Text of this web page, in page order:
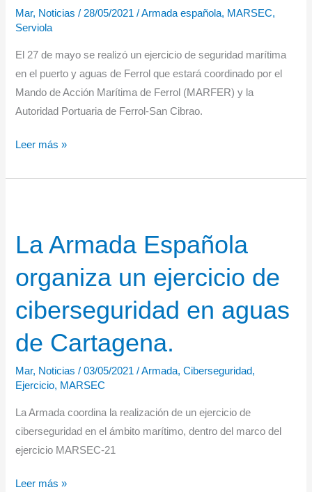
Mar, Noticias / 28/05/2021/Armada española, MARSEC,
Serviola
El 27 de mayo se realizó un ejercicio de seguridad marítima
en el puerto y aguas de Ferrol que estará coordinado por el
Mando de Acción Marítima de Ferrol (MARFER) y la
Autoridad Portuaria de Ferrol-San Cibrao.
Ejercicio
Seguridad
21
en
Ferrol
Leer más »
La Armada Española
organiza un ejercicio de
ciberseguridad en aguas
de Cartagena.
Mar, Noticias /03/05/2021/Armada,Ciberseguridad,
Ejercicio, MARSEC
La Armada coordina la realización de un ejercicio de
ciberseguridad en el ámbito marítimo, dentro del marco del
ejercicio MARSEC-21
La
Leer más »